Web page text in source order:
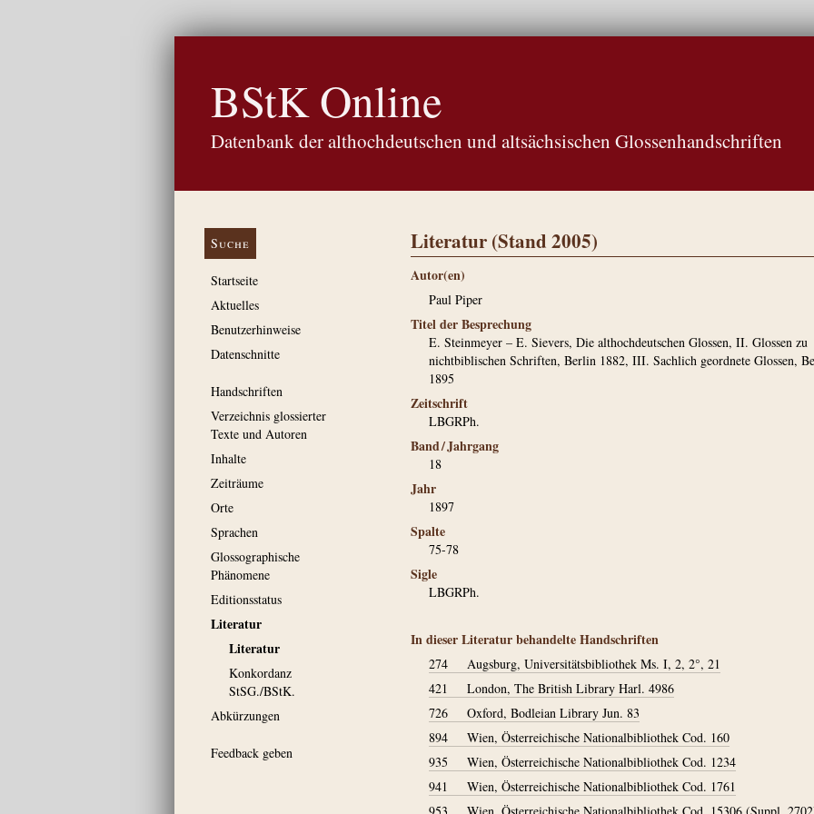
BStK Online
Datenbank der althochdeutschen und altsächsischen Glossenhandschriften
Suche
Startseite
Aktuelles
Benutzerhinweise
Datenschnitte
Handschriften
Verzeichnis glossierter
Texte und Autoren
Inhalte
Zeiträume
Orte
Sprachen
Glossographische
Phänomene
Editionsstatus
Literatur
Literatur
Konkordanz
StSG./BStK.
Abkürzungen
Feedback geben
Literatur (Stand 2005)
Autor(en)
Paul Piper
Titel der Besprechung
E. Steinmeyer – E. Sievers, Die althochdeutschen Glossen, II. Glossen zu
nichtbiblischen Schriften, Berlin 1882, III. Sachlich geordnete Glossen,
1895
Zeitschrift
LBGRPh.
Band / Jahrgang
18
Jahr
1897
Spalte
75-78
Sigle
LBGRPh.
In dieser Literatur behandelte Handschriften
274
Augsburg, Universitätsbibliothek Ms. I, 2, 2°, 21
421
London, The British Library Harl. 4986
726
Oxford, Bodleian Library Jun. 83
894
Wien, Österreichische Nationalbibliothek Cod. 160
935
Wien, Österreichische Nationalbibliothek Cod. 1234
941
Wien, Österreichische Nationalbibliothek Cod. 1761